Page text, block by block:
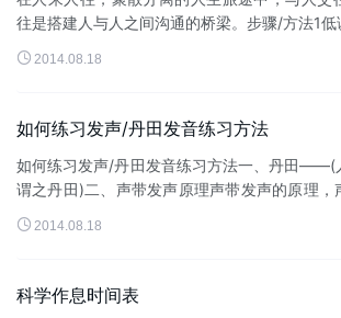
往是搭建人与人之间沟通的桥梁。步骤/方法1
水，不显能，不露富，不张扬，不哗众取宠，
处低调些，会有好人缘，...
 2014.08.18
如何练习发声/丹田发音练习方法
如何练习发声/丹田发音练习方法一、丹田——(
谓之丹田)二、声带发声原理声带发声的原理，
音来，主要是气息冲击声带而使声带产生震动所
 2014.08.18
科学作息时间表